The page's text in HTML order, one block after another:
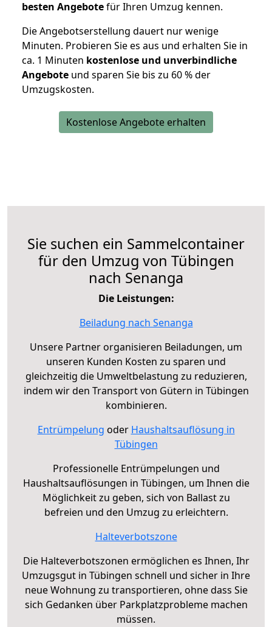
besten Angebotefür Ihren Umzug kennen.
Die Angebotserstellung dauert nur wenige
Minuten. Probieren Sie es aus und erhalten Sie in
ca. 1 Minuten kostenlose und unverbindliche
Angebote und sparen Sie bis zu 60 % der
Umzugskosten.
Kostenlose Angebote erhalten
Sie suchen ein Sammelcontainer
für den Umzug von Tübingen
nach Senanga
Die Leistungen:
Beiladung nach Senanga
Unsere Partner organisieren Beiladungen, um
unseren Kunden Kosten zu sparen und
gleichzeitig die Umweltbelastung zu reduzieren,
indem wir den Transport von Gütern in Tübingen
kombinieren.
Entrümpelung oder Haushaltsauflösung in
Tübingen
Professionelle Entrümpelungen und
Haushaltsauflösungen in Tübingen, um Ihnen die
Möglichkeit zu geben, sich von Ballast zu
befreien und den Umzug zu erleichtern.
Halteverbotszone
Die Halteverbotszonen ermöglichen es Ihnen, Ihr
Umzugsgut in Tübingen schnell und sicher in Ihre
neue Wohnung zu transportieren, ohne dass Sie
sich Gedanken über Parkplatzprobleme machen
müssen.